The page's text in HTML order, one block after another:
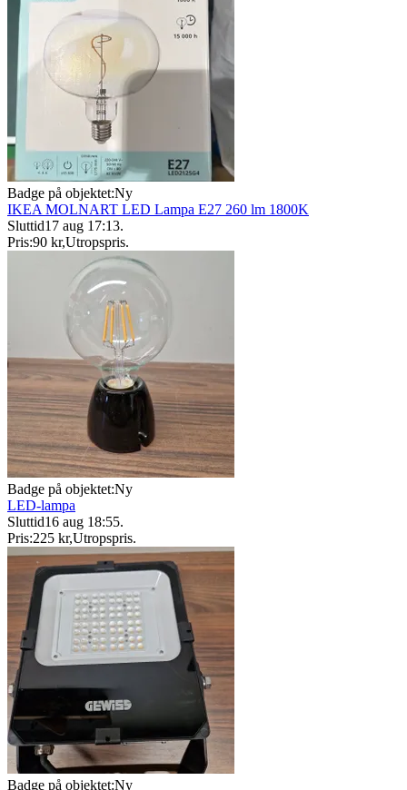
Badge på objektet:Ny
IKEA MOLNART LED Lampa E27 260 lm 1800K
Sluttid17 aug 17:13.
Pris:90 kr,Utropspris.
Badge på objektet:Ny
LED-lampa
Sluttid16 aug 18:55.
Pris:225 kr,Utropspris.
Badge på objektet:Ny